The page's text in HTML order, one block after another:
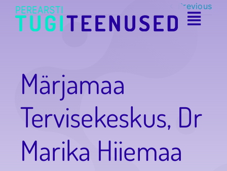
Skip
content
Registratuur
Audit
Konsultatsioonid
Previous
Märjamaa
Tervisekeskus, Dr
Marika Hiiemaa